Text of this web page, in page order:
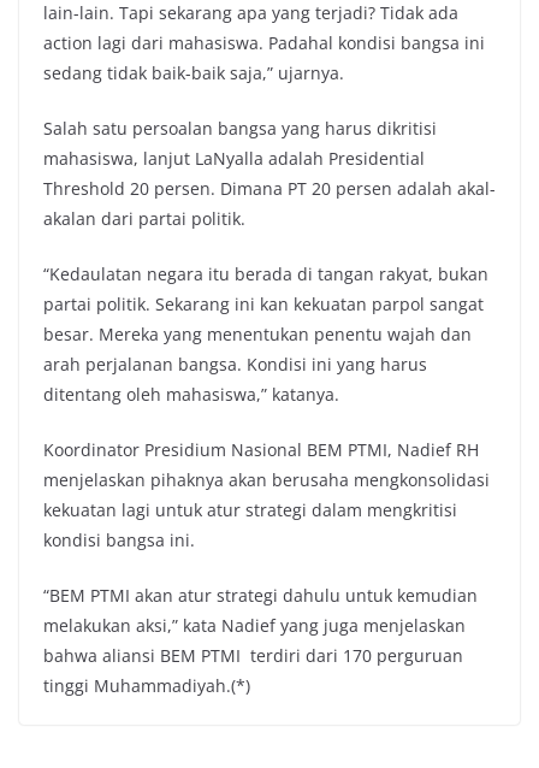
lain-lain. Tapi sekarang apa yang terjadi? Tidak ada
action lagi dari mahasiswa. Padahal kondisi bangsa ini
sedang tidak baik-baik saja,” ujarnya.
Salah satu persoalan bangsa yang harus dikritisi
mahasiswa, lanjut LaNyalla adalah Presidential
Threshold 20 persen. Dimana PT 20 persen adalah akal-
akalan dari partai politik.
“Kedaulatan negara itu berada di tangan rakyat, bukan
partai politik. Sekarang ini kan kekuatan parpol sangat
besar. Mereka yang menentukan penentu wajah dan
arah perjalanan bangsa. Kondisi ini yang harus
ditentang oleh mahasiswa,” katanya.
Koordinator Presidium Nasional BEM PTMI, Nadief RH
menjelaskan pihaknya akan berusaha mengkonsolidasi
kekuatan lagi untuk atur strategi dalam mengkritisi
kondisi bangsa ini.
“BEM PTMI akan atur strategi dahulu untuk kemudian
melakukan aksi,” kata Nadief yang juga menjelaskan
bahwa aliansi BEM PTMI terdiri dari 170 perguruan
tinggi Muhammadiyah.(*)